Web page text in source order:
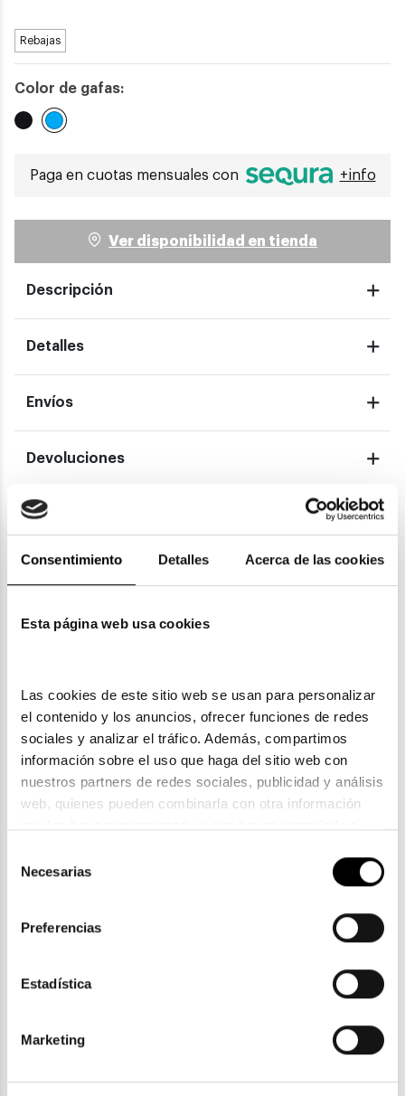
Consentimiento Detalles Acerca de las cookies
Esta página web usa cookies
Las cookies de este sitio web se usan para personalizar
el contenido y los anuncios, ofrecer funciones de redes
sociales y analizar el tráfico. Además, compartimos
información sobre el uso que haga del sitio web con
nuestros partners de redes sociales, publicidad y análisis
web, quienes pueden combinarla con otra información
la política de privacidad en el siguiente
. Consulta
Necesarias
Preferencias
Estadística
Marketing
Rebajas
Color de gafas:
Paga en cuotas mensuales con +info
Ver disponibilidad en tienda
Descripción
Detalles
Envíos
Devoluciones
Garantías